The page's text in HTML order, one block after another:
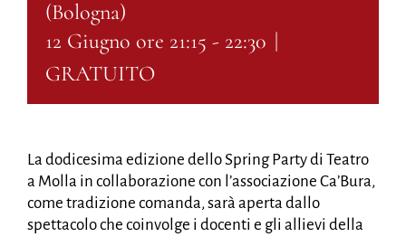
(Bologna)
12 Giugno ore 21:15 - 22:30 |
GRATUITO
La dodicesima edizione dello Spring Party di Teatro
a Molla in collaborazione con l’associazione Ca’Bura,
come tradizione comanda, sarà aperta dallo
spettacolo che coinvolge i docenti e gli allievi della